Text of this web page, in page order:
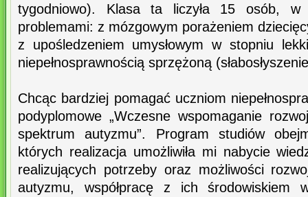
tygodniowo). Klasa ta liczyła 15 osób,
problemami: z mózgowym porażeniem
z upośledzeniem umysłowym w stopniu
niepełnosprawnością sprzężoną
Chcąc bardziej pomagać uczniom
podyplomowe „Wczesne wspomaganie
spektrum autyzmu”. Program studiów
których realizacja umożliwiła mi nabycie
realizujących potrzeby oraz możliwości
autyzmu, współpracę z ich środowiskiem